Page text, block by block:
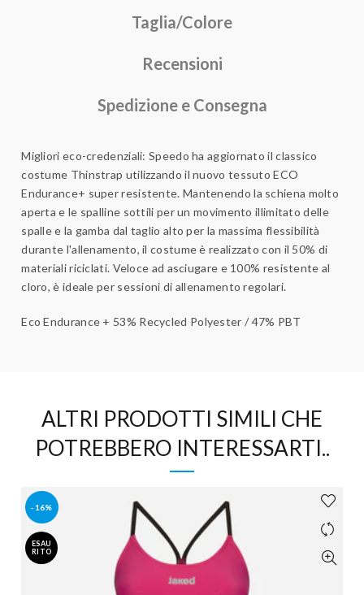
Taglia/Colore
Recensioni
Spedizione e Consegna
Migliori eco-credenziali: Speedo ha aggiornato il classico
costume Thinstrap utilizzando il nuovo tessuto ECO
Endurance+ super resistente. Mantenendo la schiena molto
aperta e le spalline sottili per un movimento illimitato delle
spalle e la gamba dal taglio alto per la massima flessibilità
durante l'allenamento, il costume è realizzato con il 50% di
materiali riciclati. Veloce ad asciugare e 100% resistente al
cloro, è ideale per sessioni di allenamento regolari.
Eco Endurance + 53% Recycled Polyester / 47% PBT
ALTRI PRODOTTI SIMILI CHE
POTREBBERO INTERESSARTI..
-16%
ESAU
RITO